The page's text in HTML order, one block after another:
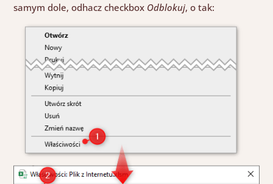
samym dole, odhacz checkbox Odblokuj, o tak: